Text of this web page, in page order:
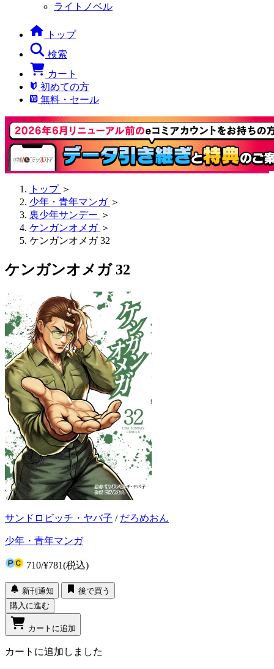
ライトノベル
トップ
検索
カート
初めての方
無料・セール
トップ ＞
少年・青年マンガ ＞
裏少年サンデー ＞
ケンガンオメガ ＞
ケンガンオメガ 32
ケンガンオメガ 32
サンドロビッチ・ヤバ子 / だろめおん
少年・青年マンガ
710/¥781(税込)
新刊通知
後で買う
購入に進む
カートに追加
カートに追加しました